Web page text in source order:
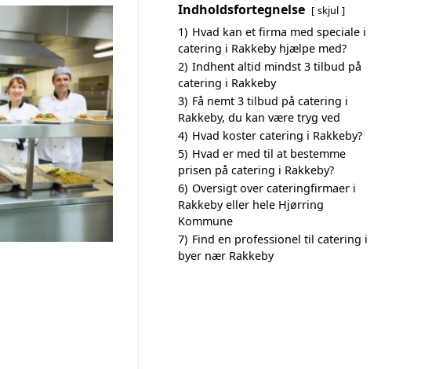
Indholdsfortegnelse skjul
1) Hvad kan et firma med speciale i
catering i Rakkeby hjælpe med?
2) Indhent altid mindst 3 tilbud på
catering i Rakkeby
3) Få nemt 3 tilbud på catering i
Rakkeby, du kan være tryg ved
4) Hvad koster catering i Rakkeby?
5) Hvad er med til at bestemme
prisen på catering i Rakkeby?
6) Oversigt over cateringfirmaer i
Rakkeby eller hele Hjørring
Kommune
7) Find en professionel til catering i
byer nær Rakkeby